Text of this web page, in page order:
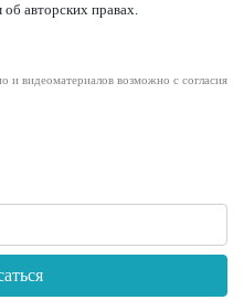
авторских правах.
и видеоматериалов возможно с согласия